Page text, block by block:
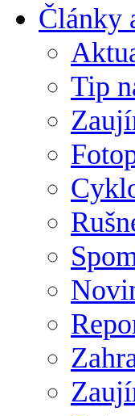
Články
Tip